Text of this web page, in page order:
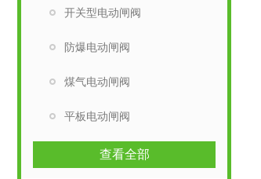
开关型电动闸阀
防爆电动闸阀
煤气电动闸阀
平板电动闸阀
查看全部